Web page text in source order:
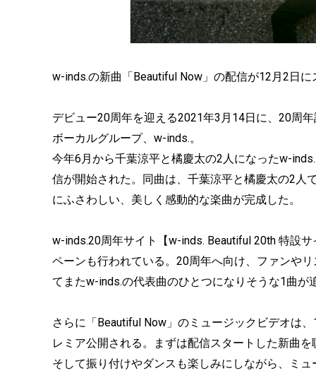
w-inds.の新曲「Beautiful Now」の配信が12月2日に
デビュー20周年を迎える2021年3月14日に、20周
ボーカルグループ、w-inds.。
今年6月から千葉涼平と橘慶太の2人になったw-
信が開始された。同曲は、千葉涼平と橘慶太の2人
にふさわしい、美しく感動的な楽曲が完成した。
w-inds.20周年サイト【w-inds. Beautiful 20th 特設
ペーンも行われている。20周年へ向け、ファンや
てまたw-inds.の代表曲のひとつになりそうな1曲が
さらに「Beautiful Now」のミュージックビデオは
レミア公開される。まずは配信スタートした新曲
そして振り付けやダンスも楽しみにしながら、ミュ